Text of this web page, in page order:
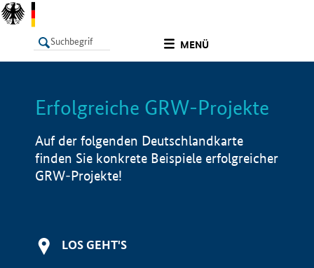
MENÜ
LISTE Info
Erfolgreiche GRW-Projekte
Auf der folgenden Deutschlandkarte
finden Sie konkrete Beispiele erfolgreicher
GRW-Projekte!
LOS GEHT'S